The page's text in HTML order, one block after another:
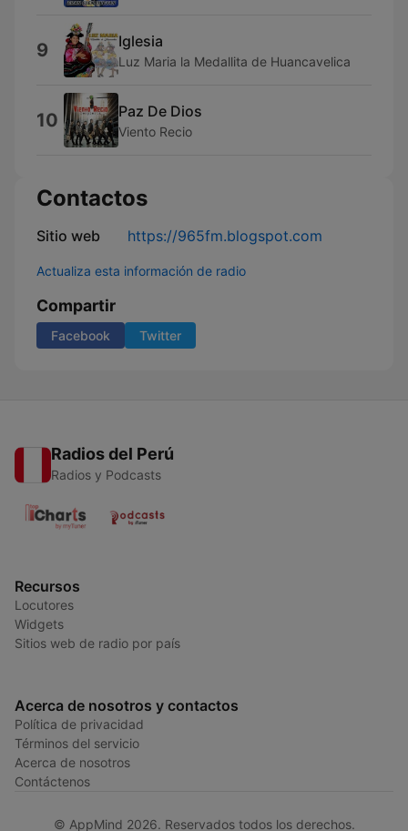
9 Iglesia
Luz Maria la Medallita de Huancavelica
10 Paz De Dios
Viento Recio
Contactos
Sitio web https://965fm.blogspot.com
Actualiza esta información de radio
Compartir
Facebook Twitter
Radios del Perú
Radios y Podcasts
Recursos
Locutores
Widgets
Sitios web de radio por país
Acerca de nosotros y contactos
Política de privacidad
Términos del servicio
Acerca de nosotros
Contáctenos
© AppMind 2026. Reservados todos los derechos.